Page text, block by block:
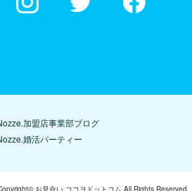
加盟店事業部ブログ
婚活パーティー
お見合い ココヨドットコム All Rights Reserved.